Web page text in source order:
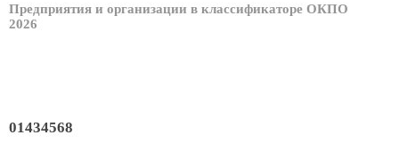
Предприятия и организации в классификаторе ОКПО
2026
01434568